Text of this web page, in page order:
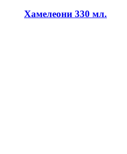
Хамелеони 330 мл.